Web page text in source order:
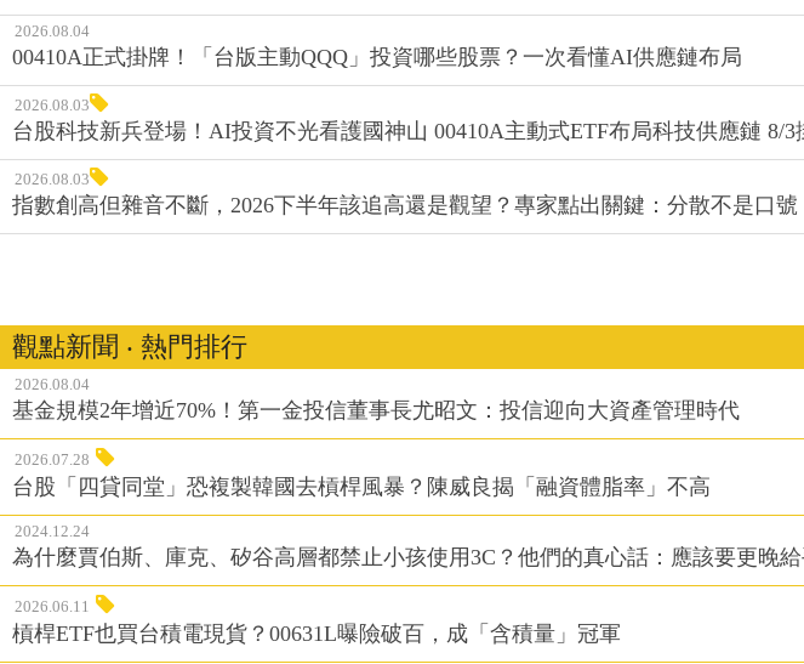
2026.08.04
00410A正式掛牌！「台版主動QQQ」投資哪些股票？一次看懂AI供應鏈布局
2026.08.03
台股科技新兵登場！AI投資不光看護國神山 00410A主動式ETF布局科技供應鏈 8/3
2026.08.03
指數創高但雜音不斷，2026下半年該追高還是觀望？專家點出關鍵：分散不是口號
觀點新聞 ‧ 熱門排行
2026.08.04
基金規模2年增近70%！第一金投信董事長尤昭文：投信迎向大資產管理時代
2026.07.28
台股「四貸同堂」恐複製韓國去槓桿風暴？陳威良揭「融資體脂率」不高
2024.12.24
為什麼賈伯斯、庫克、矽谷高層都禁止小孩使用3C？他們的真心話：應該要更晚
2026.06.11
槓桿ETF也買台積電現貨？00631L曝險破百，成「含積量」冠軍